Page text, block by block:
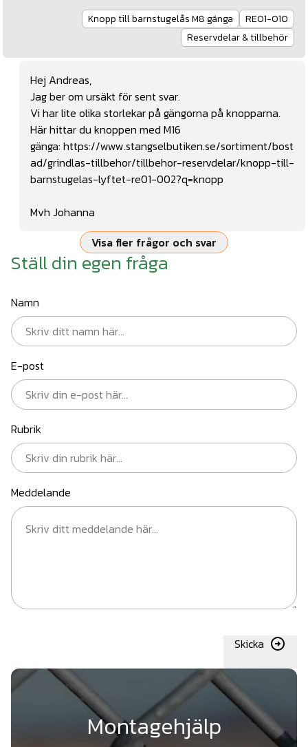
Knopp till barnstugelås M8 gänga
RE01-010
Reservdelar & tillbehör
Hej Andreas,
Jag ber om ursäkt för sent svar.
Vi har lite olika storlekar på gängorna på knopparna.
Här hittar du knoppen med M16
gänga: https://www.stangselbutiken.se/sortiment/bost
ad/grindlas-tillbehor/tillbehor-reservdelar/knopp-till-
barnstugelas-lyftet-re01-002?q=knopp
Mvh Johanna
Visa fler frågor och svar
Ställ din egen fråga
Namn
E-post
Rubrik
Meddelande
Skicka
Montagehjälp